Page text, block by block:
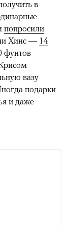
в
попросили
Хинс — 14
фунтов
вазу
подарки
и даже